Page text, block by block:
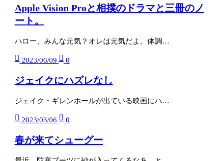
Apple Vision Proと相撲のドラマと三冊のノ
ート。
ハロー、みんな元気？オレは元気だよ。体調…
2023/06/09 0
ジェイクにハズレなし
ジェイク・ギレンホールが出ている映画にハ…
2023/03/06 0
春が来てシューグー